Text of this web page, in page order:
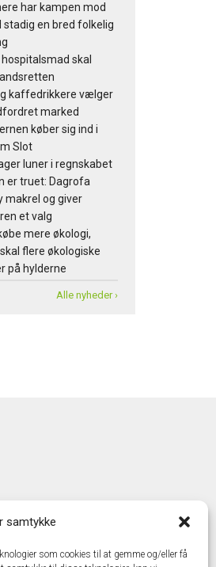
samtykke
som cookies til at gemme og/eller få
har kampen mod
stadig en bred folkelig
skal
kaffedrikkere vælger
marked
køber sig ind i
Slot
luner i regnskabet
er truet: Dagrofa
makrel og giver
et valg
mere økologi,
flere økologiske
på hylderne
Alle nyheder ›